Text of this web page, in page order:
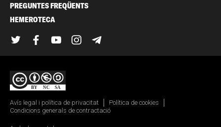
PREGUNTES FREQÜENTS
HEMEROTECA
TwitterFacebook
YouTubeInstagram
Avís legal i política de privacitat
Política de cookies
Condicions generals de contractació